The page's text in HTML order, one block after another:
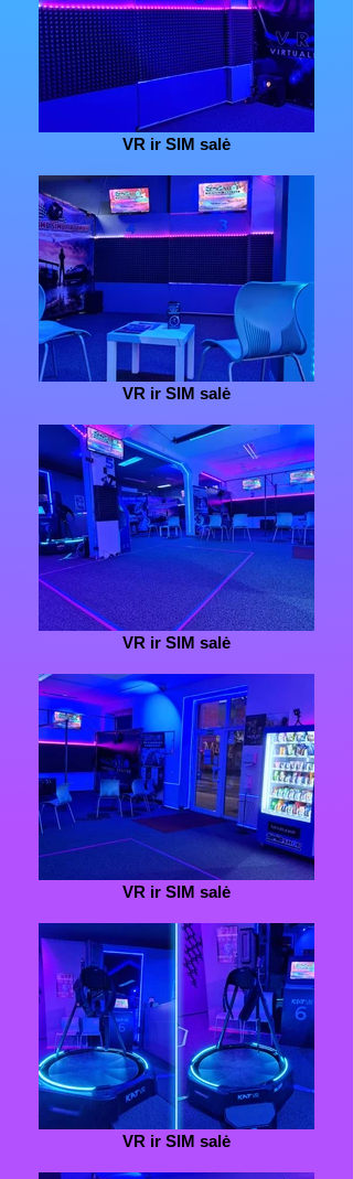
VR ir SIM salė
VR ir SIM salė
VR ir SIM salė
VR ir SIM salė
VR ir SIM salė